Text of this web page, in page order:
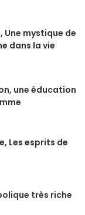
Une mystique de
dans la vie
une éducation
Les esprits de
très riche